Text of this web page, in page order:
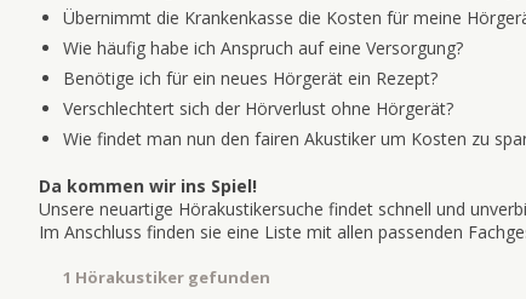
Übernimmt die Krankenkasse die Kosten für meine
Wie häufig habe ich Anspruch auf eine Versorgung?
Benötige ich für ein neues Hörgerät ein Rezept?
Verschlechtert sich der Hörverlust ohne Hörgerät?
Wie findet man nun den fairen Akustiker um Kosten zu
Da kommen wir ins Spiel!
Unsere neuartige Hörakustikersuche findet schnell und
Im Anschluss finden sie eine Liste mit allen passenden
1 Hörakustiker gefunden